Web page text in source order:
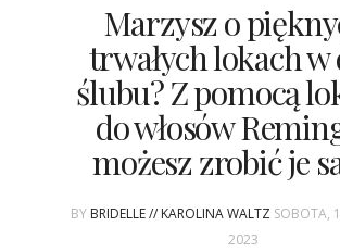
KSIĄŻKI BRIDELLE
POLECANE FIRMY
WASZE ŚLUBY
Marzysz o
trwałych lokach
ślubu? Z pomocą
do włosów
możesz zrobić je
BY BRIDELLE // KAROLINA WALTZ SOBOTA,
2023